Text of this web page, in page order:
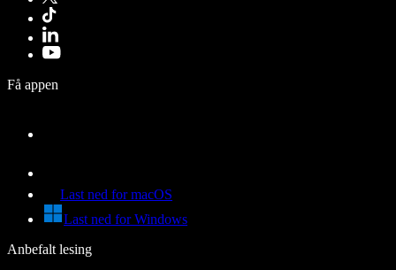
Få appen
Last ned for macOS
Last ned for Windows
Anbefalt lesing